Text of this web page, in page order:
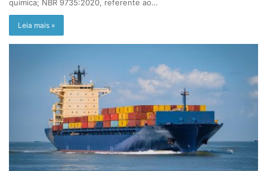
química; NBR 9735:2020, referente ao…
Leia mais »